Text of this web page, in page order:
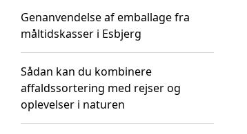
Genanvendelse af emballage fra
måltidskasser i Esbjerg
Sådan kan du kombinere
affaldssortering med rejser og
oplevelser i naturen